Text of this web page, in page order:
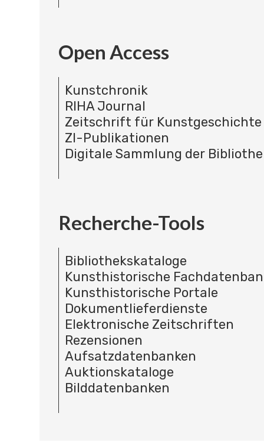
Open Access
Kunstchronik
RIHA Journal
Zeitschrift für Kunstgeschichte
ZI-Publikationen
Digitale Sammlung der
Recherche-Tools
Bibliothekskataloge
Kunsthistorische
Kunsthistorische Portale
Dokumentlieferdienste
Elektronische Zeitschriften
Rezensionen
Aufsatzdatenbanken
Auktionskataloge
Bilddatenbanken